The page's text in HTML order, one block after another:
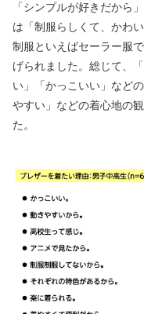
「シンプルが好きだから
は「制服らしくて、かわ
制服といえばセーラー服
げられました。総じて、
い」「かっこいい」など
やすい」などの着心地の
た。